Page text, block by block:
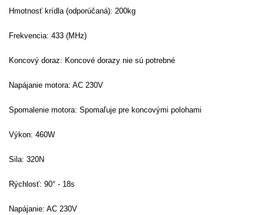
Hmotnosť krídla (odporúčaná): 200kg
Frekvencia: 433 (MHz)
Koncový doraz: Koncové dorazy nie sú potrebné
Napájanie motora: AC 230V
Spomalenie motora: Spomaľuje pre koncovými polohami
Výkon: 460W
Sila: 320N
Rýchlosť: 90° - 18s
Napájanie: AC 230V